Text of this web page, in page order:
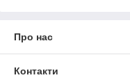
Про нас
Контакти